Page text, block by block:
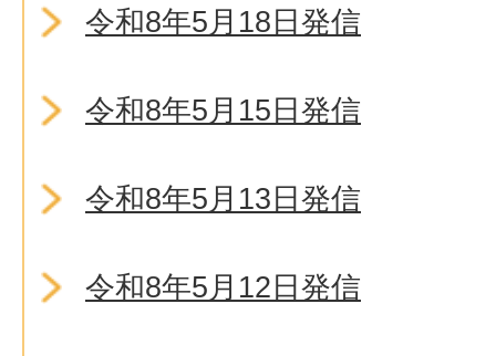
令和8年5月18日発信
令和8年5月15日発信
令和8年5月13日発信
令和8年5月12日発信